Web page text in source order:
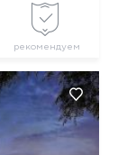
рекомендуем